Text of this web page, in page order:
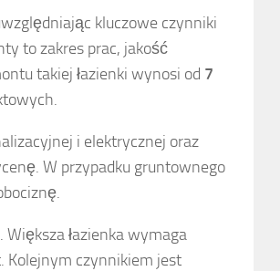
kluczowe czynniki
to zakres prac, jakość
takiej łazienki wynosi od 7
i elektrycznej oraz
W przypadku gruntownego
łazienka wymaga
Kolejnym czynnikiem jest